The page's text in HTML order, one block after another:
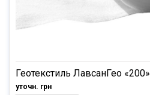
Геотекстиль ЛавсанГео «200»
уточн. грн